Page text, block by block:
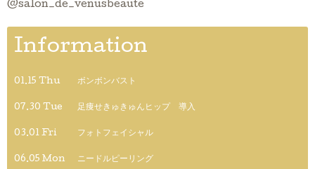
@salon_de_venusbeaute
Information
01.15 Thu ボンボンバスト
07.30 Tue 足痩せきゅきゅんヒップ 導入
03.01 Fri フォトフェイシャル
06.05 Mon ニードルピーリング